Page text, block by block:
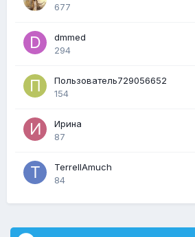
677
dmmed
294
Пользователь729056652
154
Ирина
87
TerrellAmuch
84